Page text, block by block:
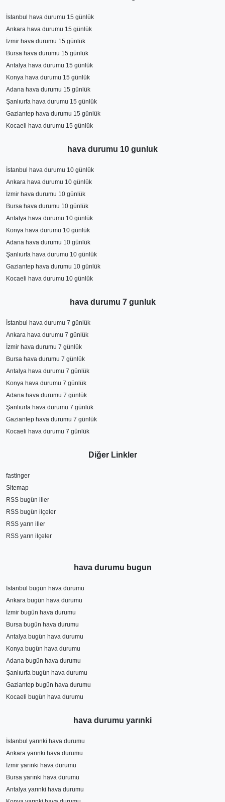
İstanbul hava durumu 15 günlük
Ankara hava durumu 15 günlük
İzmir hava durumu 15 günlük
Bursa hava durumu 15 günlük
Antalya hava durumu 15 günlük
Konya hava durumu 15 günlük
Adana hava durumu 15 günlük
Şanlıurfa hava durumu 15 günlük
Gaziantep hava durumu 15 günlük
Kocaeli hava durumu 15 günlük
hava durumu 10 gunluk
İstanbul hava durumu 10 günlük
Ankara hava durumu 10 günlük
İzmir hava durumu 10 günlük
Bursa hava durumu 10 günlük
Antalya hava durumu 10 günlük
Konya hava durumu 10 günlük
Adana hava durumu 10 günlük
Şanlıurfa hava durumu 10 günlük
Gaziantep hava durumu 10 günlük
Kocaeli hava durumu 10 günlük
hava durumu 7 gunluk
İstanbul hava durumu 7 günlük
Ankara hava durumu 7 günlük
İzmir hava durumu 7 günlük
Bursa hava durumu 7 günlük
Antalya hava durumu 7 günlük
Konya hava durumu 7 günlük
Adana hava durumu 7 günlük
Şanlıurfa hava durumu 7 günlük
Gaziantep hava durumu 7 günlük
Kocaeli hava durumu 7 günlük
Diğer Linkler
fastinger
Sitemap
RSS bugün iller
RSS bugün ilçeler
RSS yarın iller
RSS yarın ilçeler
hava durumu bugun
İstanbul bugün hava durumu
Ankara bugün hava durumu
İzmir bugün hava durumu
Bursa bugün hava durumu
Antalya bugün hava durumu
Konya bugün hava durumu
Adana bugün hava durumu
Şanlıurfa bugün hava durumu
Gaziantep bugün hava durumu
Kocaeli bugün hava durumu
hava durumu yarınki
İstanbul yarınki hava durumu
Ankara yarınki hava durumu
İzmir yarınki hava durumu
Bursa yarınki hava durumu
Antalya yarınki hava durumu